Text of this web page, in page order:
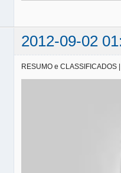
2012-09-02
RESUMO e